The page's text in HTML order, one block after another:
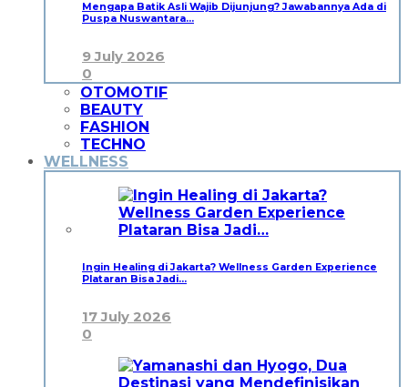
Mengapa Batik Asli Wajib Dijunjung? Jawabannya Ada di
Puspa Nuswantara…
9 July 2026
0
OTOMOTIF
BEAUTY
FASHION
TECHNO
WELLNESS
Ingin Healing di Jakarta? Wellness Garden Experience
Plataran Bisa Jadi…
17 July 2026
0